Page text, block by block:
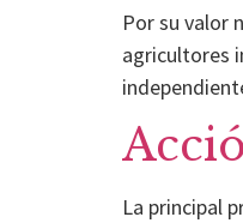
Por su valor
agricultores
La principal